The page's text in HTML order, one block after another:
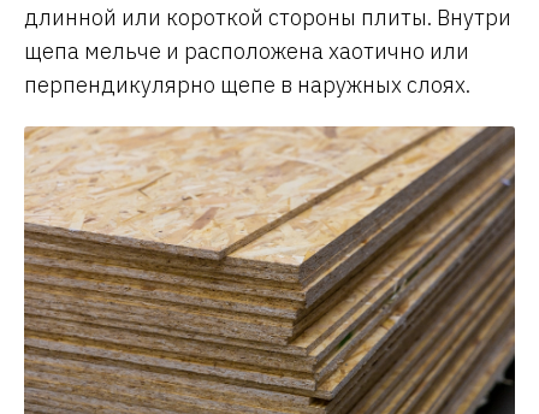
длинной или короткой стороны плиты. Внутри
щепа мельче и расположена хаотично или
перпендикулярно щепе в наружных слоях.